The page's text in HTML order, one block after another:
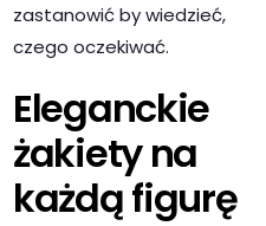
zastanowić by wiedzieć,
czego oczekiwać.
Eleganckie
żakiety na
każdą figurę